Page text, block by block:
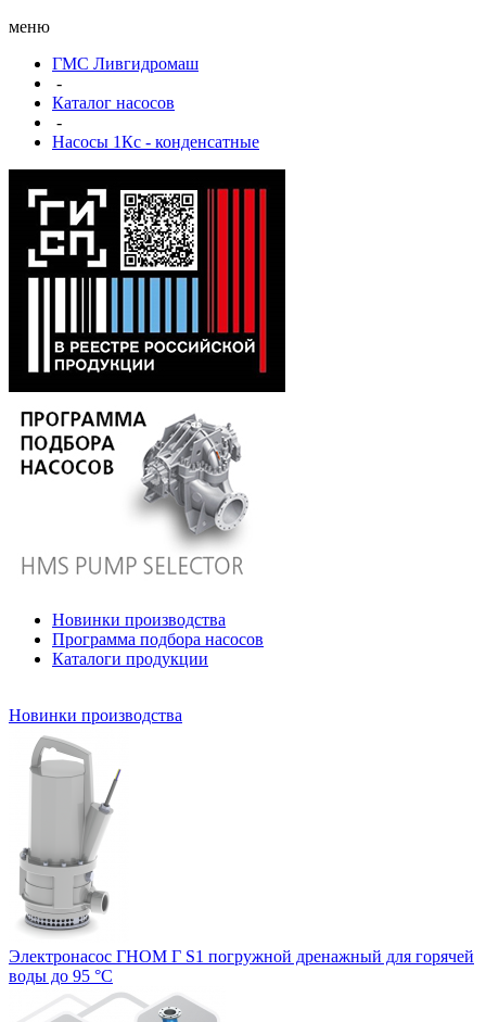
меню
ГМС Ливгидромаш
-
Каталог насосов
-
Насосы 1Кс - конденсатные
Новинки производства
Программа подбора насосов
Каталоги продукции
Новинки производства
Электронасос ГНОМ Г S1 погружной дренажный для горячей
воды до 95 °С